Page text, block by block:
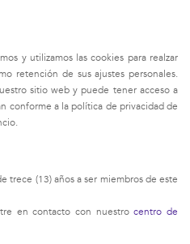
y utilizamos las cookies para realzar
retención de sus ajustes personales.
sitio web y puede tener acceso a
conforme a la política de privacidad de
trece (13) años a ser miembros de este
en contacto con nuestrocentro de